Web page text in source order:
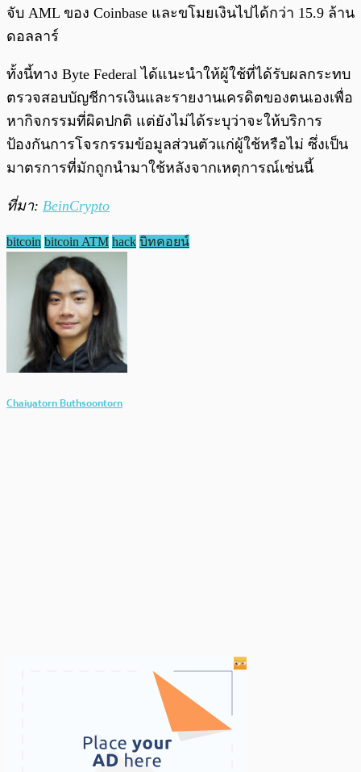
จับ AML ของ Coinbase และขโมยเงินไปได้กว่า 15.9 ล้าน
ดอลลาร์
ทั้งนี้ทาง Byte Federal ได้แนะนำให้ผู้ใช้ที่ได้รับผลกระทบ
ตรวจสอบบัญชีการเงินและรายงานเครดิตของตนเองเพื่อ
หากิจกรรมที่ผิดปกติ แต่ยังไม่ได้ระบุว่าจะให้บริการ
ป้องกันการโจรกรรมข้อมูลส่วนตัวแก่ผู้ใช้หรือไม่ ซึ่งเป็น
มาตรการที่มักถูกนำมาใช้หลังจากเหตุการณ์เช่นนี้
ที่มา: BeinCrypto
bitcoin bitcoin ATM hack บิทคอยน์
Chaiyatorn Buthsoontorn